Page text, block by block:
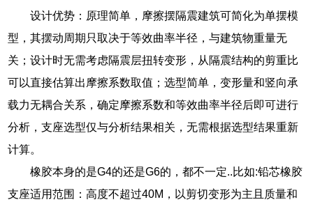
设计优势：原理简单，摩擦摆隔震建筑可简化为单摆模
型，其摆动周期只取决于等效曲率半径，与建筑物重量无
关；设计时无需考虑隔震层扭转变形，从隔震结构的剪重比
可以直接估算出摩擦系数取值；选型简单，变形量和竖向承
载力无耦合关系，确定摩擦系数和等效曲率半径后即可进行
分析，支座选型仅与分析结果相关，无需根据选型结果重新
计算。
橡胶本身的是G4的还是G6的，都不一定..比如:铅芯橡胶
支座适用范围：高度不超过40M，以剪切变形为主且质量和